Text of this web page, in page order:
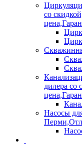
со
дилера со
Насосы